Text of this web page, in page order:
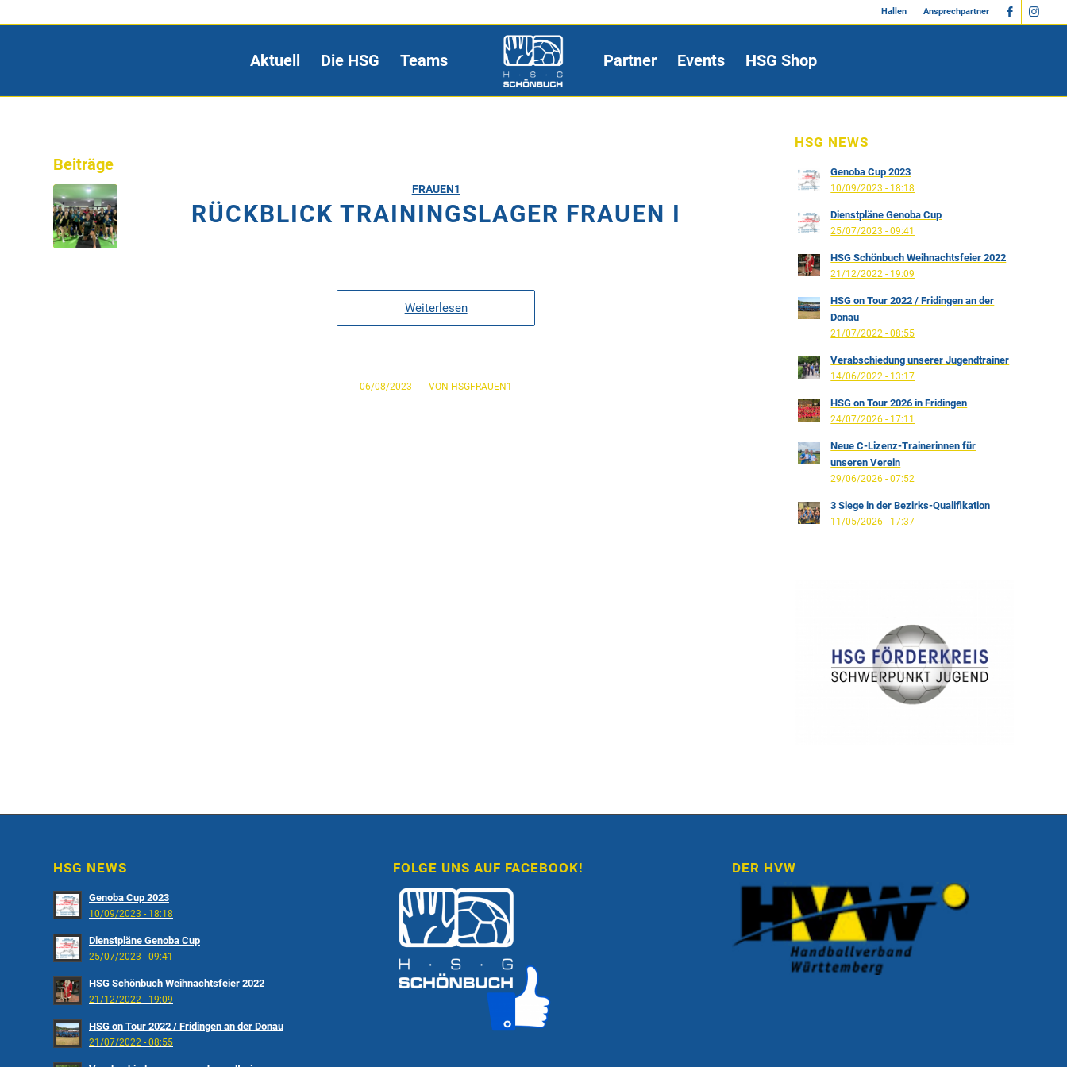
Hallen Ansprechpartner
Aktuell Die HSG Teams Partner Events HSG Shop
Beiträge
FRAUEN1
RÜCKBLICK TRAININGSLAGER FRAUEN I
Weiterlesen
06/08/2023
/ VON HSGFRAUEN1
HSG NEWS
Genoba Cup 2023
10/09/2023 - 18:18
Dienstpläne Genoba Cup
25/07/2023 - 09:41
HSG Schönbuch Weihnachtsfeier 2022
21/12/2022 - 19:09
HSG on Tour 2022 / Fridingen an der
Donau
21/07/2022 - 08:55
Verabschiedung unserer Jugendtrainer
14/06/2022 - 13:17
HSG on Tour 2026 in Fridingen
24/07/2026 - 17:11
Neue C-Lizenz-Trainerinnen für
unseren Verein
29/06/2026 - 07:52
3 Siege in der Bezirks-Qualifikation
11/05/2026 - 17:37
HSG NEWS
Genoba Cup 2023
10/09/2023 - 18:18
Dienstpläne Genoba Cup
25/07/2023 - 09:41
HSG Schönbuch Weihnachtsfeier 2022
21/12/2022 - 19:09
HSG on Tour 2022 / Fridingen an der Donau
21/07/2022 - 08:55
FOLGE UNS AUF FACEBOOK! DER HVW